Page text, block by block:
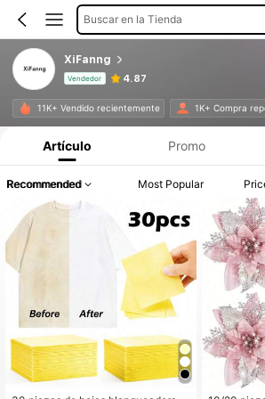
Buscar en la Tienda
XiFanng
Vendedor 4.87
11K+ Vendido recientemente 1K+ Compra
Artículo Promo
Recommended Most Popular